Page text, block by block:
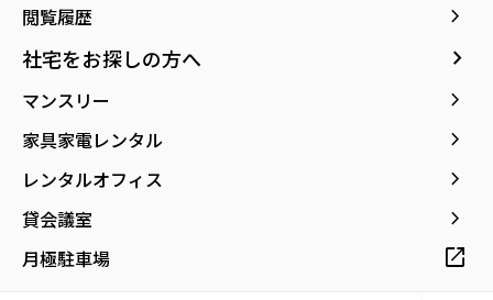
閲覧履歴 keyboard_arrow_right
社宅をお探しの方へ keyboard_arrow_right
マンスリー keyboard_arrow_right
家具家電レンタル keyboard_arrow_right
レンタルオフィス keyboard_arrow_right
貸会議室 keyboard_arrow_right
月極駐車場 open_in_new
所在地
location_on グーグルマップでみる
築年月
【卸町駅徒歩1分！お買い物便利、車移動
も快適な駅前生活】